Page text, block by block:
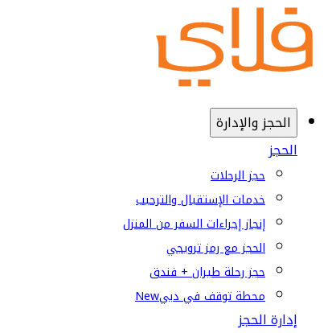
الحجز والإدارة
الحجز
حجز الرحلات
خدمات الإستقبال والترحيب
إنجاز إجراءات السفر من المنزل
الحجز مع رمز ترويجي
حجز رحلة طيران + فندق
محطة توقف في دبيNew
إدارة الحجز